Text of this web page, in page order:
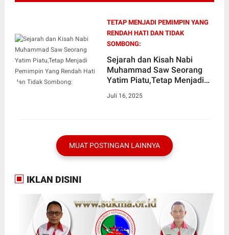
TETAP MENJADI PEMIMPIN YANG
RENDAH HATI DAN TIDAK
SOMBONG:
Sejarah dan Kisah Nabi
Muhammad Saw Seorang
Yatim Piatu,Tetap Menjadi
dan Tidak Sombong:
Juli 16, 2025
MUAT POSTINGAN LAINNYA
IKLAN DISINI